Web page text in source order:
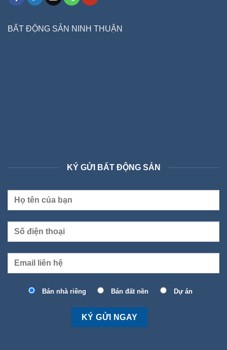
BẤT ĐỘNG SẢN NINH THUẬN
KÝ GỬI BẤT ĐỘNG SẢN
Bán nhà riêng Bán đất nền Dự án